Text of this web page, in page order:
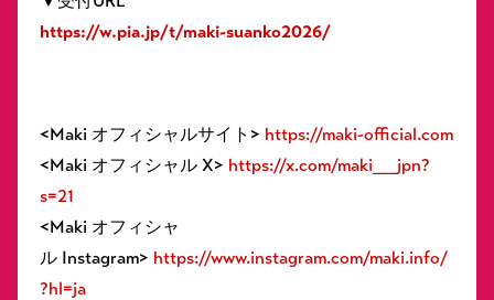
https://w.pia.jp/t/maki-suanko2026/
<Maki オフィシャルサイト> https://maki-official.com
<Maki オフィシャル X> https://x.com/maki__jpn?
s=21
<Maki オフィシャ
ル Instagram> https://www.instagram.com/maki.info/
?hl=ja